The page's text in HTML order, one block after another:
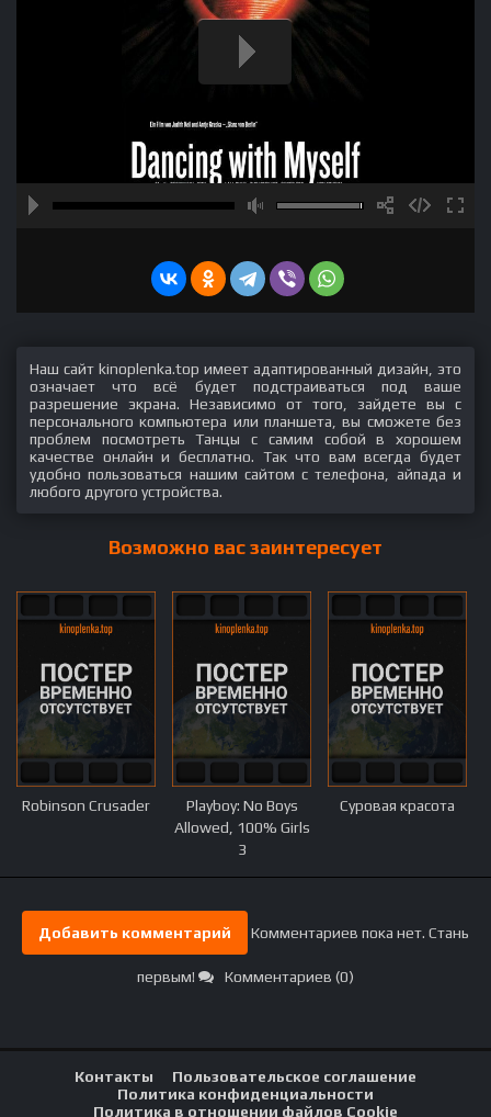
Наш сайт kinoplenka.top имеет адаптированный дизайн, это
означает что всё будет подстраиваться под ваше
разрешение экрана. Независимо от того, зайдете вы с
персонального компьютера или планшета, вы сможете без
проблем посмотреть Танцы с самим собой в хорошем
качестве онлайн и бесплатно. Так что вам всегда будет
удобно пользоваться нашим сайтом с телефона, айпада и
любого другого устройства.
Возможно вас заинтересует
Robinson Crusader
Playboy: No Boys
Allowed, 100% Girls
3
Суровая красота
Добавить комментарий Комментариев пока нет. Стань
первым! Комментариев (0)
Контакты
Пользовательское соглашение
Политика конфиденциальности
Политика в отношении файлов Cookie